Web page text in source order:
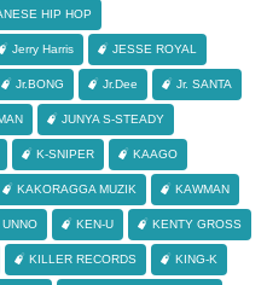
HIP HOP
Jerry Harris JESSE ROYAL
Jr.BONG Jr.Dee Jr. SANTA
JUNYA S-STEADY
K-SNIPER KAAGO
KAKORAGGA MUZIK KAWMAN
KEN-U KENTY GROSS
KILLER RECORDS KING-K